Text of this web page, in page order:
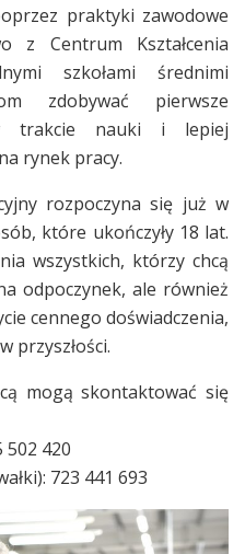
praktyki zawodowe
z Centrum Kształcenia
szkołami średnimi
zdobywać pierwsze
trakcie nauki i lepiej
rynek pracy.
rozpoczyna się już w
które ukończyły 18 lat.
wszystkich, którzy chcą
odpoczynek, ale również
cennego doświadczenia,
przyszłości.
mogą skontaktować się
502 420
723 441 693